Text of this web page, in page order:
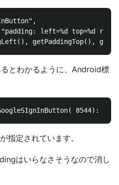
left=%d top=%d
とわかるように、Android標
指定されています。
はいらなさそうなので消し